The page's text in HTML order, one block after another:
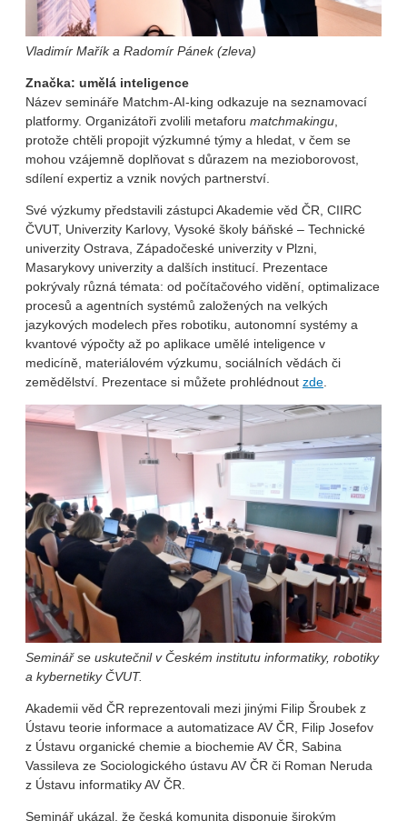
Vladimír Mařík a Radomír Pánek (zleva)
Značka: umělá inteligence
Název semináře Matchm-AI-king odkazuje na seznamovací
platformy. Organizátoři zvolili metaforu matchmakingu
protože chtěli propojit výzkumné týmy a hledat, v čem se
mohou vzájemně doplňovat s důrazem na mezioborovost,
sdílení expertiz a vznik nových partnerství.
Své výzkumy představili zástupci Akademie věd ČR, CIIRC
ČVUT, Univerzity Karlovy, Vysoké školy báňské – Technické
univerzity Ostrava, Západočeské univerzity v Plzni,
Masarykovy univerzity a dalších institucí. Prezentace
pokrývaly různá témata: od počítačového vidění, optimalizace
procesů a agentních systémů založených na velkých
jazykových modelech přes robotiku, autonomní systémy a
kvantové výpočty až po aplikace umělé inteligence v
medicíně, materiálovém výzkumu, sociálních vědách či
zemědělství. Prezentace si můžete prohlédnout zde
Seminář se uskutečnil v Českém institutu informatiky, robotiky
a kybernetiky ČVUT.
Akademii věd ČR reprezentovali mezi jinými Filip Šroubek z
Ústavu teorie informace a automatizace AV ČR, Filip Josefov
z Ústavu organické chemie a biochemie AV ČR, Sabina
Vassileva ze Sociologického ústavu AV ČR či Roman Neruda
z Ústavu informatiky AV ČR.
Seminář ukázal, že česká komunita disponuje širokým